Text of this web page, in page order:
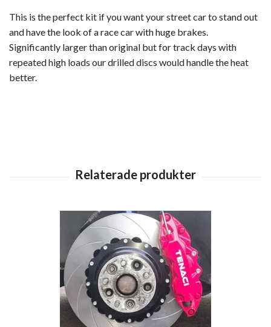
This is the perfect kit if you want your street car to stand out
and have the look of a race car with huge brakes.
Significantly larger than original but for track days with
repeated high loads our drilled discs would handle the heat
better.